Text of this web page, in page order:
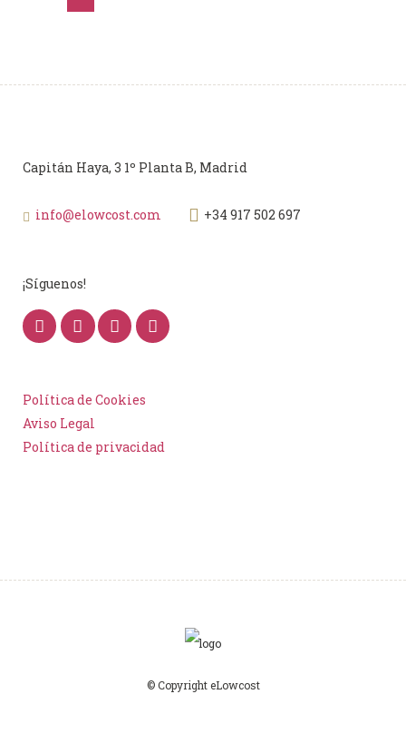
Capitán Haya, 3 1º Planta B, Madrid
info@elowcost.com +34 917 502 697
¡Síguenos!
Política de Cookies
Aviso Legal
Política de privacidad
© Copyright eLowcost